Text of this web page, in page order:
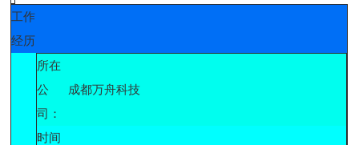
工作
经历
所在
公
司：
成都万舟科技
时间